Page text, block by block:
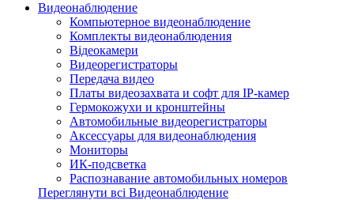
Видеонаблюдение
Компьютерное видеонаблюдение
Комплекты видеонаблюдения
Відеокамери
Видеорегистраторы
Передача видео
Платы видеозахвата и софт для IP-камер
Гермокожухи и кронштейны
Автомобильные видеорегистраторы
Аксессуары для видеонаблюдения
Мониторы
ИК-подсветка
Распознавание автомобильных номеров
Переглянути всі Видеонаблюдение